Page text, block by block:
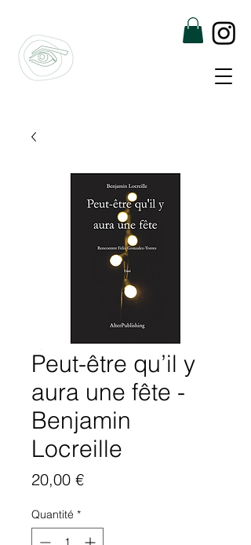
Peut-être qu’il y
aura une fête -
Benjamin
Locreille
20,00 €Prix
Quantité *